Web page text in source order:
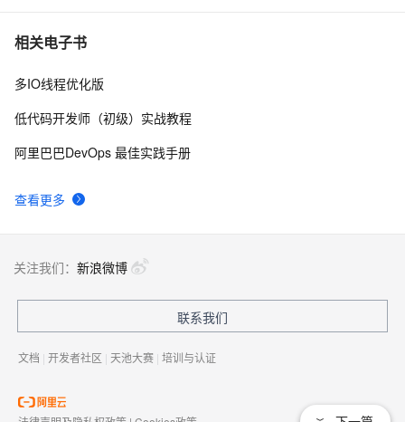
7 iostat来对linux硬盘IO性能进行了解
8 文件的空间使用和IO统计
相关电子书
查看更多
多IO线程优化版
低代码开发师（初级）实战教程
阿里巴巴DevOps 最佳实践手册
关注我们： 新浪微博
联系我们
文档 | 开发者社区 | 天池大赛 | 培训与认证